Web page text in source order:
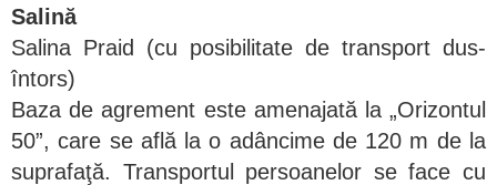
Salină
Salina Praid (cu posibilitate de transport dus-
întors)
Baza de agrement este amenajată la „Orizontul
50”, care se află la o adâncime de 120 m de la
suprafaţă. Transportul persoanelor se face cu